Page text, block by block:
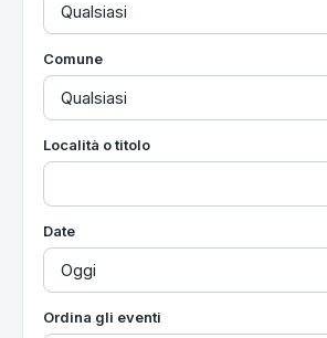
Comune
Località o titolo
Date
Ordina gli eventi